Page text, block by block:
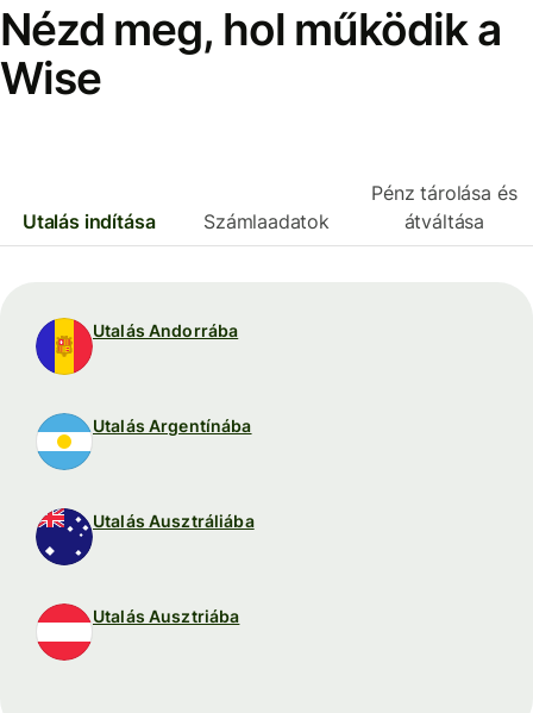
Nézd meg, hol működik a
Wise
Utalás indítása Számlaadatok
Pénz tárolása és
átváltása
Utalás Andorrába
Utalás Argentínába
Utalás Ausztráliába
Utalás Ausztriába